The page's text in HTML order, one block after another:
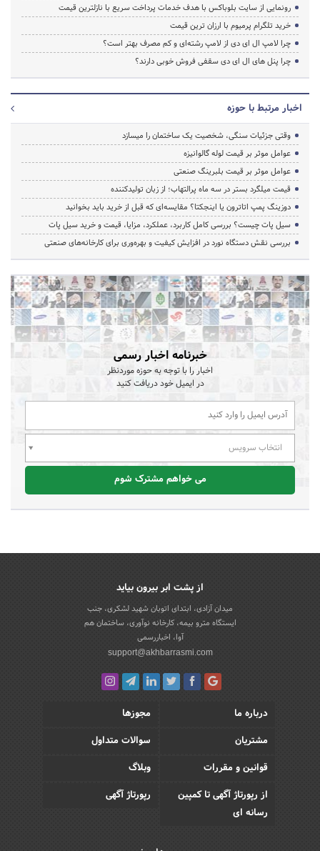
رونمایی از سایت بلوباکس با هدف خدمات پرداخت سریع با نازلترین قیمت
خرید تلگرام پرمیوم با ارزان ترین قیمت
چرا لامپ ال ای دی از لامپ رشته‌ای و کم مصرف بهتر است؟
چرا پنل های ال ای دی سقفی فروش خوبی دارند؟
اخبار مرتبط با حوزه
وقتی جزئیات سنگی، شخصیت یک ساختمان را میسازد
عوامل موثر بر قیمت لوله گالوانیزه
عوامل موثر بر قیمت بلبرینگ صنعتی
قیمت میلگرد بستر در سه ماه پرالتهاب؛ از زبان تولیدکننده
دوزینگ پمپ اتاترون یا اینجکتا؟ مقایسه‌ای که قبل از خرید باید بخوانید
سیل پات چیست؟ بررسی کامل کاربرد، عملکرد، مزایا، قیمت و خرید سیل پات
بررسی نقش دستگاه نورد در افزایش کیفیت و بهره‌وری برای کارخانه‌های صنعتی
خبرنامه اخبار رسمی
اخبار را با توجه به حوزه موردنظر
در ایمیل خود دریافت کنید
انتخاب سرویس
می خواهم مشترک شوم
از پشت ابر بیرون بیاید
میدان آزادی، ابتدای اتوبان شهید لشکری، جنب
ایستگاه مترو بیمه، کارخانه نوآوری، ساختمان هم
آوا، اخباررسمی
support@akhbarrasmi.com
درباره ما
مجوزها
مشتریان
سوالات متداول
قوانین و مقررات
وبلاگ
از رپورتاژ آگهی تا کمپین
رسانه ای
رپورتاژ آگهی